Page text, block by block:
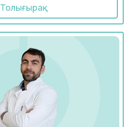
Толығырақ